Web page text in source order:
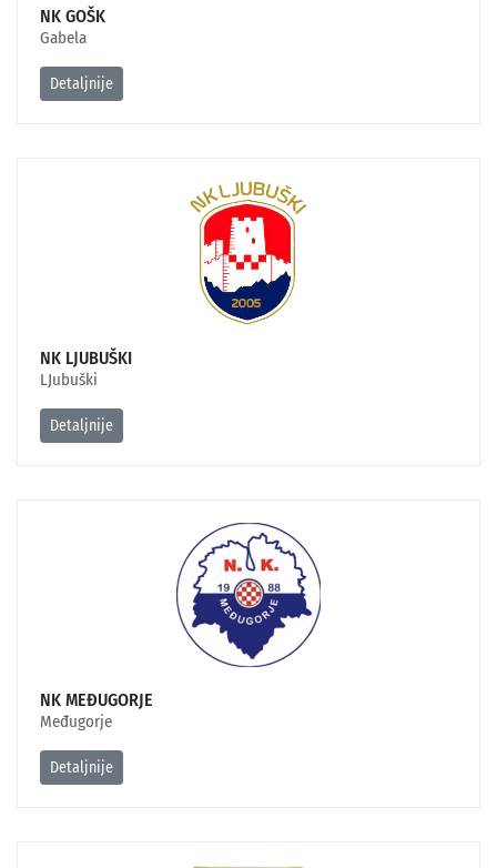
NK GOŠK
Gabela
Detaljnije
NK LJUBUŠKI
LJubuški
Detaljnije
NK MEĐUGORJE
Međugorje
Detaljnije